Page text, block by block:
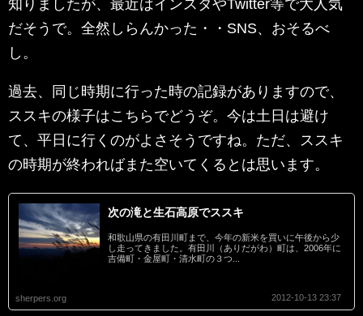
知りましたが、最近はインスタやTwitter等で大人気
だそうで。全然しらんかった・・SNS、おそるべ
し。
過去、同じ時期に行った時の記録がありますので、
ススキの様子はこちらでどうぞ。今は土日は避け
て、平日に行くのがよさそうですね。ただ、ススキ
の時期が終わればまた空いてくるとは思います。
次の滝と生石高原でススキ
和歌山県の有田川町まで、今年の新米を買いに午後から少
し走ってきました。有田川（ありだがわ）町は、2006年に
吉備町・金屋町・清水町の３つ...
sherpers.org 2012-10-13 23:37